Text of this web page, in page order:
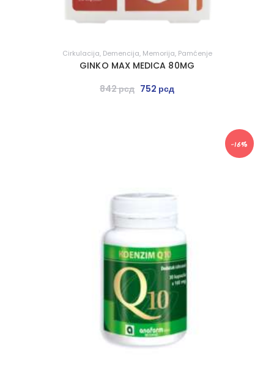
Cirkulacija, Demencija, Memorija, Pamćenje
GINKO MAX MEDICA 80MG
842рсд 752 рсд
-16%